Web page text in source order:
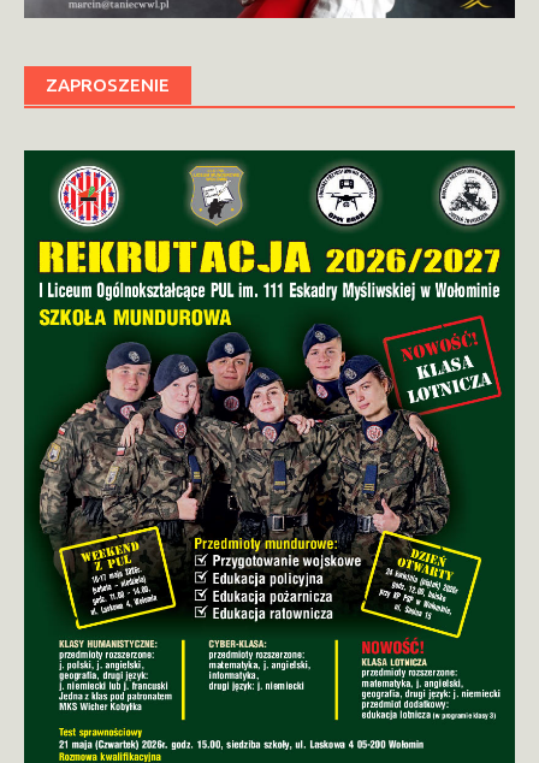
ZAPROSZENIE